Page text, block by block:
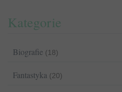
Kategorie
Biografie (18)
Fantastyka (20)